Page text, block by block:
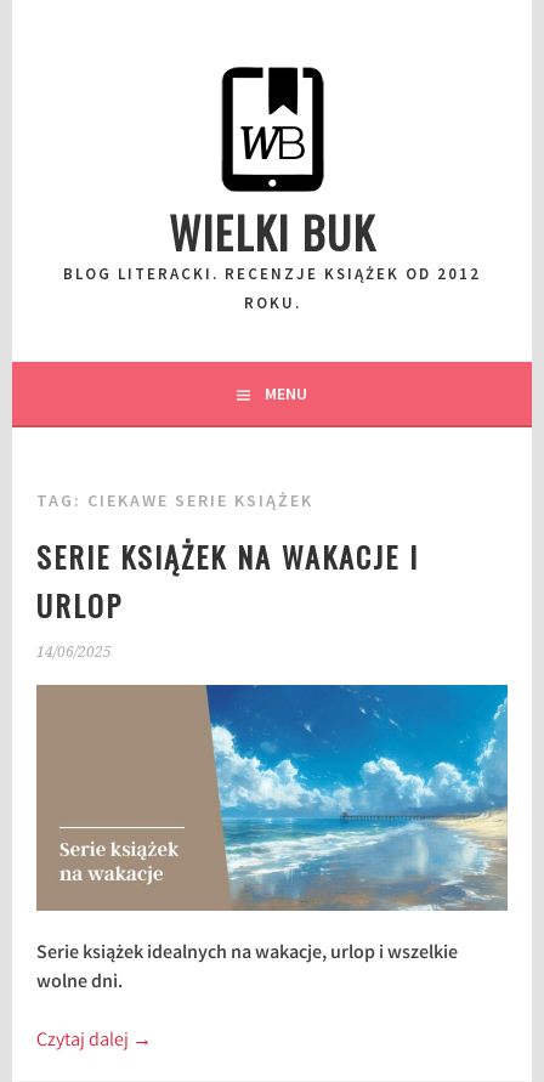
WIELKI BUK
BLOG LITERACKI. RECENZJE KSIĄŻEK OD 2012
ROKU.
MENU
TAG: CIEKAWE SERIE KSIĄŻEK
SERIE KSIĄŻEK NA WAKACJE I
URLOP
14/06/2025
Serie książek idealnych na wakacje, urlop i wszelkie
wolne dni.
Czytaj dalej →